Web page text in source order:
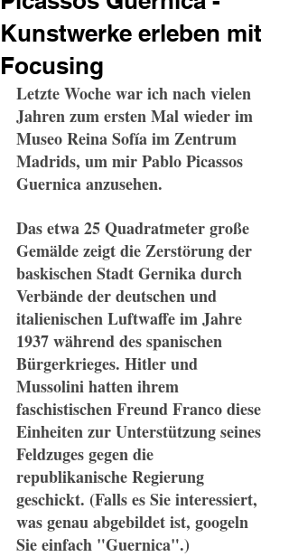
Kunstwerke erleben mit
Focusing
Letzte Woche war ich nach vielen
Jahren zum ersten Mal wieder im
Museo Reina Sofía im Zentrum
Madrids, um mir Pablo Picassos
Guernica anzusehen.
Das etwa 25 Quadratmeter große
Gemälde zeigt die Zerstörung der
baskischen Stadt Gernika durch
Verbände der deutschen und
italienischen Luftwaffe im Jahre
1937 während des spanischen
Bürgerkrieges. Hitler und
Mussolini hatten ihrem
faschistischen Freund Franco diese
Einheiten zur Unterstützung seines
Feldzuges gegen die
republikanische Regierung
geschickt. (Falls es Sie interessiert,
was genau abgebildet ist, googeln
Sie einfach "Guernica".)